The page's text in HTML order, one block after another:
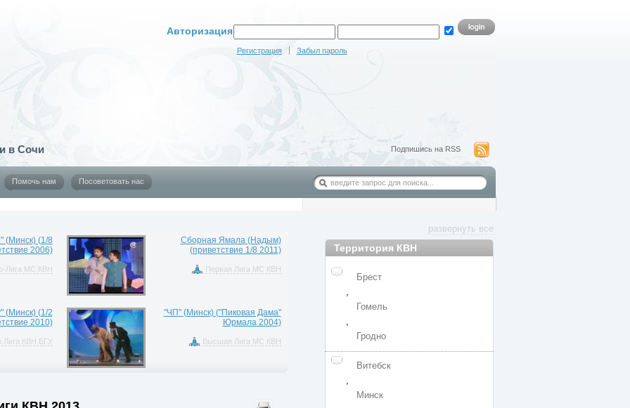
Авторизация
Регистрация Забыл пароль
Подпишись на RSS
в Сочи
Помочь нам Посоветовать нас
(Минск) (1/8
2006)
Лига МС КВН
Сборная Ямала (Надым)
(приветствие 1/8 2011)
Первая Лига МС КВН
(Минск) (1/2
2010)
Лига КВН БГУ
"ЧП" (Минск) ("Пиковая Дама"
Юрмала 2004)
Высшая Лига МС КВН
развернуть все
Территория КВН
Брест
,
Гомель
,
Гродно
Витебск
,
Минск